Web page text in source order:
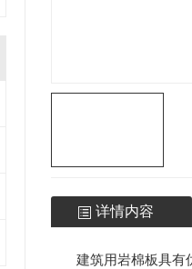
岩棉板
厂家岩棉板厂家批发
详情内容
建筑用岩棉板具有优